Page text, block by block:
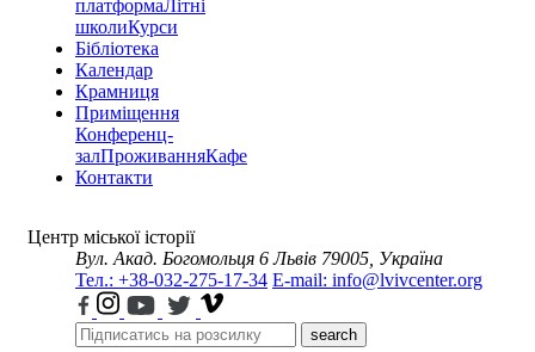
платформаЛітні
школиКурси
Бібліотека
Календар
Крамниця
Приміщення
Конференц-
залПроживанняКафе
Контакти
Центр міської історії
Вул. Акад. Богомольця 6 Львів 79005, Україна
Тел.: +38-032-275-17-34 E-mail: info@lvivcenter.org
search